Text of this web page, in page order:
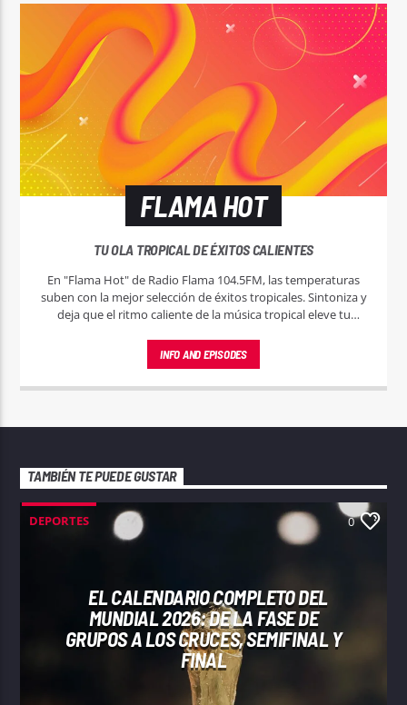
FLAMA HOT
TU OLA TROPICAL DE ÉXITOS CALIENTES
En "Flama Hot" de Radio Flama 104.5FM, las temperaturas
suben con la mejor selección de éxitos tropicales. Sintoniza y
deja que el ritmo caliente de la música tropical eleve tu
INFO AND EPISODES
TAMBIÉN TE PUEDE GUSTAR
DEPORTES 0
EL CALENDARIO COMPLETO DEL
MUNDIAL 2026: DE LA FASE DE
GRUPOS A LOS CRUCES, SEMIFINAL Y
FINAL